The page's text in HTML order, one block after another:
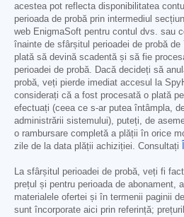
acestea pot reflecta disponibilitatea
perioada de probă prin intermediul
web EnigmaSoft pentru contul dvs. sau
înainte de sfârșitul perioadei de probă
plată să devină scadentă și să fie
perioadei de probă. Dacă decideți să
probă, veți pierde imediat accesul la
considerați că a fost procesată o plată
efectuați (ceea ce s-ar putea întâmpla,
administrării sistemului), puteți, de
o rambursare completă a plății în orice
zile de la data plății achiziției. Consultați
La sfârșitul perioadei de probă, veți fi
prețul și pentru perioada de abonament,
materialele ofertei și în termenii paginii
sunt încorporate aici prin referință;